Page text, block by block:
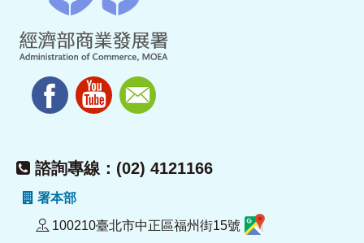
諮詢專線：(02) 4121166
署本部
100210臺北市中正區福州街15號